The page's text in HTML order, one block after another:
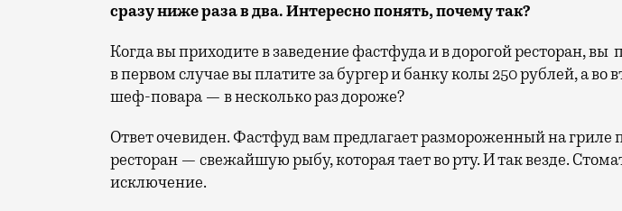
сразу ниже раза в два. Интересно понять, почему так?
Когда вы приходите в заведение фастфуда и в дорогой ресторан,
в первом случае вы платите за бургер и банку колы 250 рублей, а во
шеф-повара — в несколько раз дороже?
Ответ очевиден. Фастфуд вам предлагает размороженный на гриле
ресторан — свежайшую рыбу, которая тает во рту. И так везде.
исключение.